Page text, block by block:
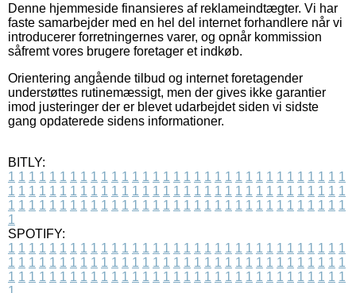
Denne hjemmeside finansieres af reklameindtægter. Vi har
faste samarbejder med en hel del internet forhandlere når vi
introducerer forretningernes varer, og opnår kommission
såfremt vores brugere foretager et indkøb.
Orientering angående tilbud og internet foretagender
understøttes rutinemæssigt, men der gives ikke garantier
imod justeringer der er blevet udarbejdet siden vi sidste
gang opdaterede sidens informationer.
BITLY:
1 1 1 1 1 1 1 1 1 1 1 1 1 1 1 1 1 1 1 1 1 1 1 1 1 1 1 1 1 1 1 1 1
1 1 1 1 1 1 1 1 1 1 1 1 1 1 1 1 1 1 1 1 1 1 1 1 1 1 1 1 1 1 1 1 1
1 1 1 1 1 1 1 1 1 1 1 1 1 1 1 1 1 1 1 1 1 1 1 1 1 1 1 1 1 1 1 1 1
1
SPOTIFY:
1 1 1 1 1 1 1 1 1 1 1 1 1 1 1 1 1 1 1 1 1 1 1 1 1 1 1 1 1 1 1 1 1
1 1 1 1 1 1 1 1 1 1 1 1 1 1 1 1 1 1 1 1 1 1 1 1 1 1 1 1 1 1 1 1 1
1 1 1 1 1 1 1 1 1 1 1 1 1 1 1 1 1 1 1 1 1 1 1 1 1 1 1 1 1 1 1 1 1